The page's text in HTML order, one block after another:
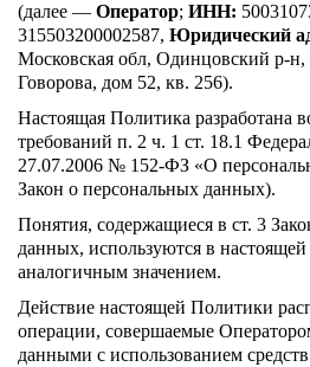
(далее — Оператор; ИНН:
315503200002587, Юридический
Московская обл, Одинцовский р-н,
Говорова, дом 52, кв. 256).
Настоящая Политика разработана
требований п. 2 ч. 1 ст. 18.1
27.07.2006 № 152-ФЗ «О
Закон о персональных данных).
Понятия, содержащиеся в ст. 3
данных, используются в
аналогичным значением.
Действие настоящей Политики
операции, совершаемые
данными с использованием